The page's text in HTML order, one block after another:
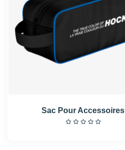
Sac Pour Accessoires